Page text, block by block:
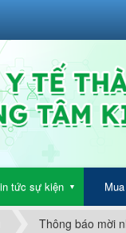
tức sự kiện ▼
Thông báo mời